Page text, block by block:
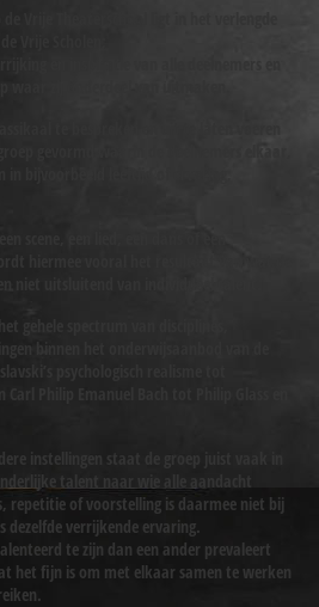
Vrije Theaterschool ligt in het verlengde
Vrije Scholen;
en inspiratie van alle deelnemers en
waar zij onderdeel van uitmaken.
bijvoorbeeld leeftijd of ervaring,
scene, een lied, een dans of een
hiermee vooral het resultaat van wat de
niet uitsluitend van individueel talent.
gehele spectrum van disciplines,
binnen het onderwijsaanbod van de
psychologisch realisme tot
Philip Emanuel Bach tot Philip Glass en
instellingen staat de groep juist vaak in
talent naar wie alle aandacht
repetitie of voorstelling is daarmee niet bij
verrijkende ervaring.
te zijn dan een ander prevaleert
het fijn is om met elkaar samen te werken